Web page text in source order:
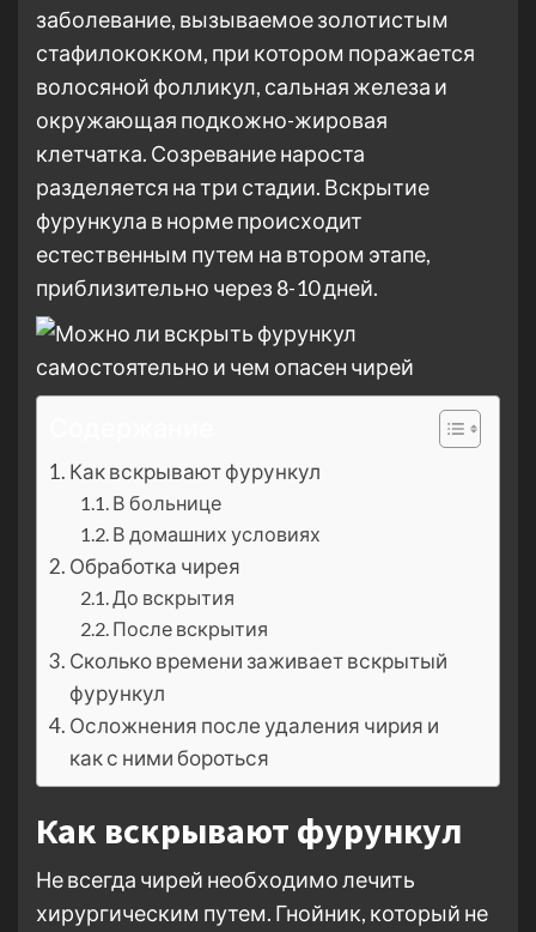
заболевание, вызываемое золотистым
стафилококком, при котором поражается
волосяной фолликул, сальная железа и
окружающая подкожно-жировая
клетчатка. Созревание нароста
разделяется на три стадии. Вскрытие
фурункула в норме происходит
естественным путем на втором этапе,
приблизительно через 8-10 дней.
Как вскрывают фурункул
В больнице
В домашних условиях
Обработка чирея
До вскрытия
После вскрытия
Сколько времени заживает вскрытый
фурункул
Осложнения после удаления чирия и
как с ними бороться
Как вскрывают фурункул
Не всегда чирей необходимо лечить
хирургическим путем. Гнойник, который не